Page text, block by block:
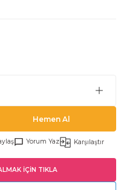
Hemen Al
Yorum Yaz Karşılaştır
İÇİN TIKLA